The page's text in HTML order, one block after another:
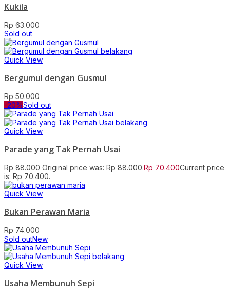
Kukila
Rp 63.000
Sold out
Quick View
Bergumul dengan Gusmul
Rp 50.000
-20%Sold out
Quick View
Parade yang Tak Pernah Usai
Rp88.000 Original price was: Rp 88.000.Rp 70.400Current price
is: Rp 70.400.
Quick View
Bukan Perawan Maria
Rp 74.000
Sold outNew
Quick View
Usaha Membunuh Sepi